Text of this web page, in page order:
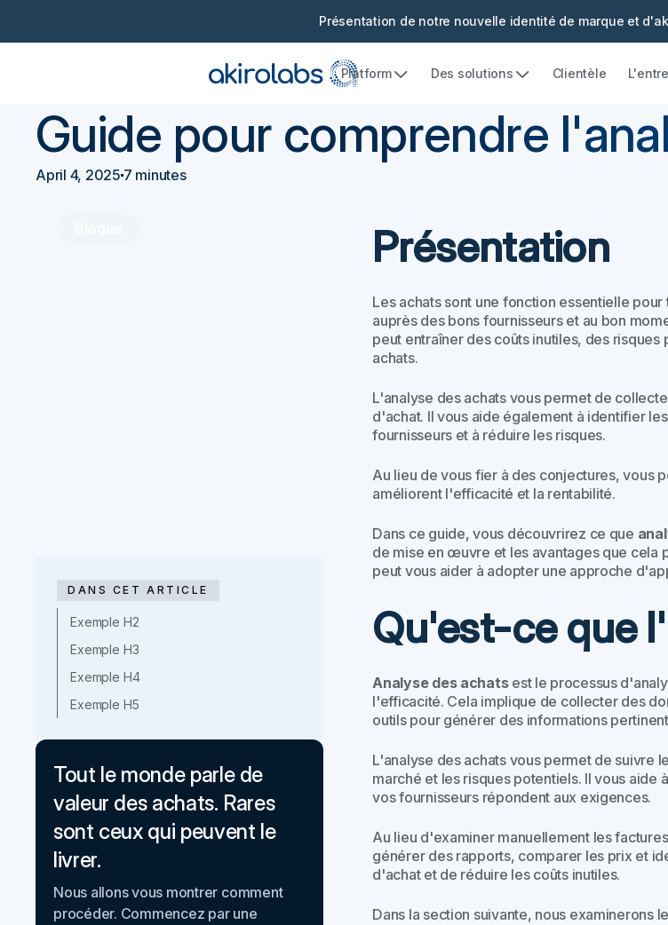
Présentation de notre nouvelle identité de marque et
Platform Des solutions Clientèle
Guide pour comprendre
April 4, 20257 minutes
DANS CET ARTICLE
Exemple H2
Exemple H3
Exemple H4
Exemple H5
Tout le monde parle de
valeur des achats. Rares
sont ceux qui peuvent le
livrer.
Nous allons vous montrer comment
procéder. Commencez par une
Présentation
Les achats sont une fonction essentielle
auprès des bons fournisseurs et au bon
peut entraîner des coûts inutiles, des
achats.
L'analyse des achats vous permet de
d'achat. Il vous aide également à identifier
fournisseurs et à réduire les risques.
Au lieu de vous fier à des conjectures, vous
améliorent l'efficacité et la rentabilité.
Dans ce guide, vous découvrirez ce que
de mise en œuvre et les avantages que cela
peut vous aider à adopter une approche
Qu'est-ce que
Analyse des achatsest le processus
l'efficacité. Cela implique de collecter des
outils pour générer des informations
L'analyse des achats vous permet de suivre
marché et les risques potentiels. Il vous
vos fournisseurs répondent aux exigences.
Au lieu d'examiner manuellement les
générer des rapports, comparer les prix et
d'achat et de réduire les coûts inutiles.
Dans la section suivante, nous examinerons